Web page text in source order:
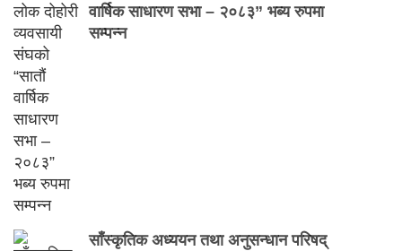
वार्षिक साधारण सभा – २०८३” भब्य रुपमा
सम्पन्न
साँस्कृतिक अध्ययन तथा अनुसन्धान परिषद्